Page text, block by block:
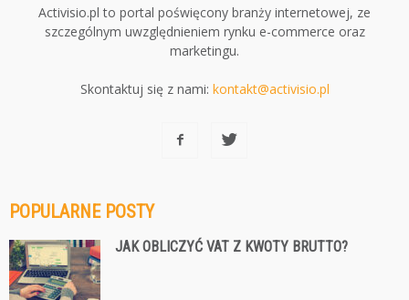
Activisio.pl to portal poświęcony branży internetowej, ze
szczególnym uwzględnieniem rynku e-commerce oraz
marketingu.
Skontaktuj się z nami: kontakt@activisio.pl
POPULARNE POSTY
JAK OBLICZYĆ VAT Z KWOTY BRUTTO?